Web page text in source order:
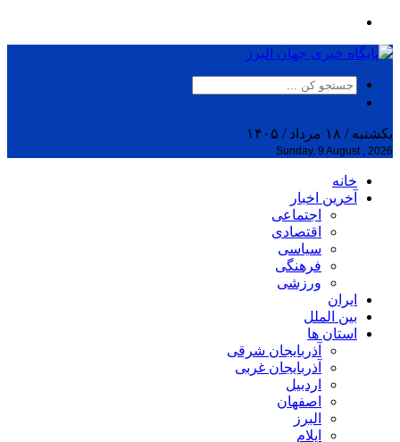
یکشنبه / ۱۸ مرداد / ۱۴۰۵
Sunday, 9 August , 2026
خانه
آخرین اخبار
اجتماعی
اقتصادی
سیاسی
فرهنگی
ورزشی
ایران
بین الملل
استان ها
آذربایجان شرقی
آذربایجان غربی
اردبیل
اصفهان
البرز
ایلام